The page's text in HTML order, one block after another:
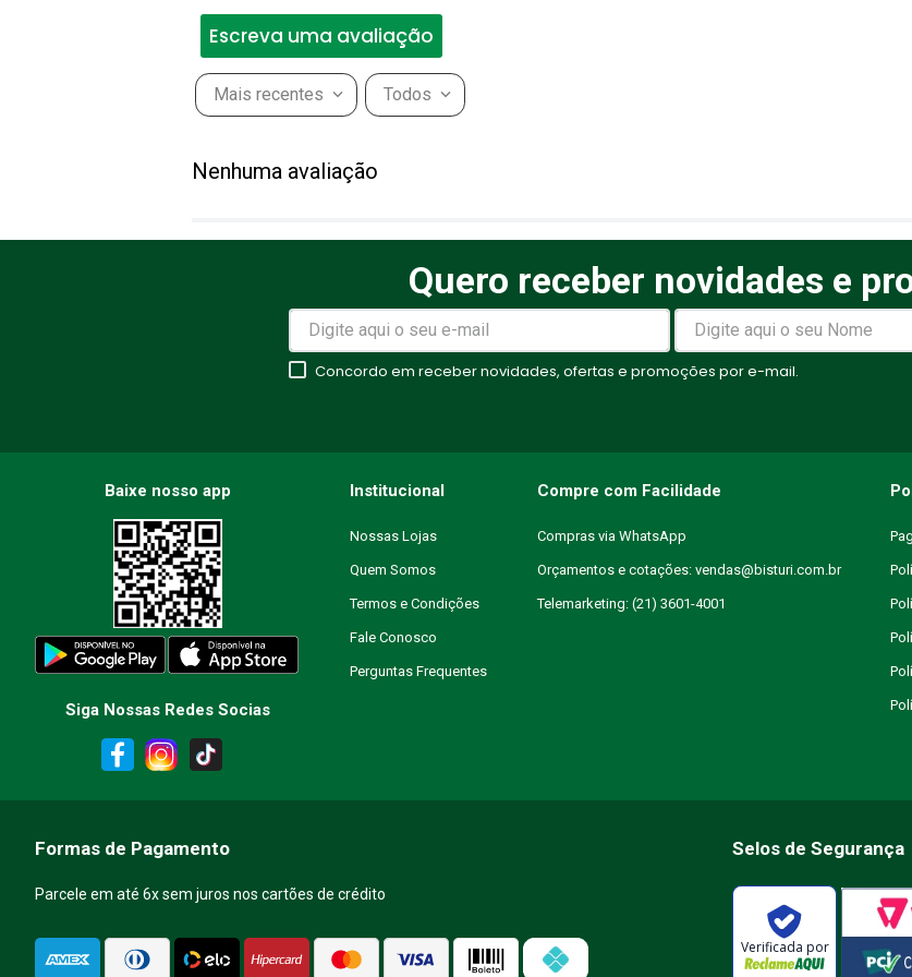
Escreva uma avaliação
Avalie o produto de 1 a 5 estrelas
★★
Seu nome
Escreva uma avaliação
Mais recentes Todos
Nenhuma avaliação
Quero receber novidades e
Concordo em receber novidades, ofertas e promoções por e-mail.
Baixe nosso app
Siga Nossas Redes Socias
Institucional
Nossas Lojas
Quem Somos
Termos e Condições
Fale Conosco
Perguntas Frequentes
Compre com Facilidade
Compras via WhatsApp
Orçamentos e cotações: vendas@bisturi.com.br
Telemarketing: (21) 3601-4001
Formas de Pagamento
Parcele em até 6x sem juros nos cartões de crédito
Selos de Segurança
Verificada por